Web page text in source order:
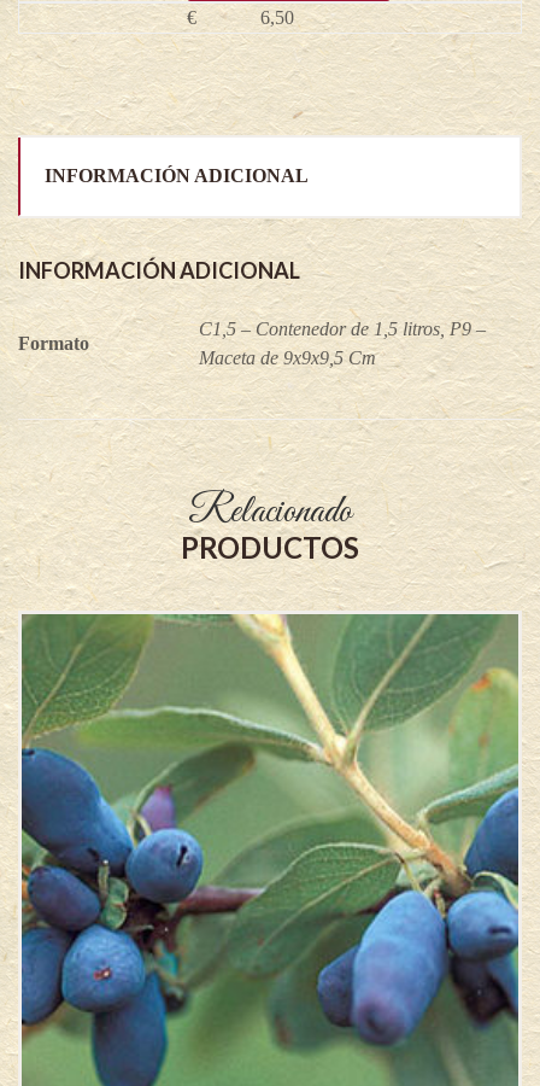
€ 6,50
INFORMACIÓN ADICIONAL
INFORMACIÓN ADICIONAL
Formato
C1,5 – Contenedor de 1,5 litros, P9 –
Maceta de 9x9x9,5 Cm
Relacionado
PRODUCTOS